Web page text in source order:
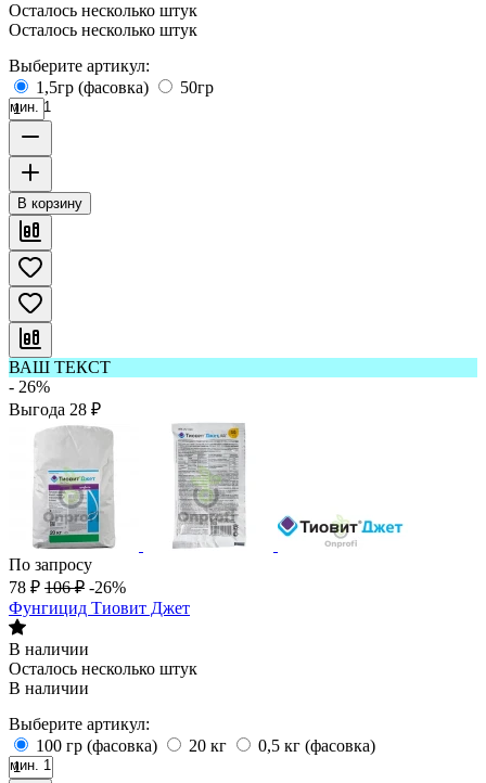
Осталось несколько штук
Осталось несколько штук
Выберите артикул:
1,5гр (фасовка)
50гр
мин. 1
В корзину
ВАШ ТЕКСТ
- 26%
Выгода 28 ₽
По запросу
78 ₽ 106 ₽ -26%
Фунгицид Тиовит Джет
В наличии
Осталось несколько штук
В наличии
Выберите артикул:
100 гр (фасовка)
20 кг 0,5 кг (фасовка)
мин. 1